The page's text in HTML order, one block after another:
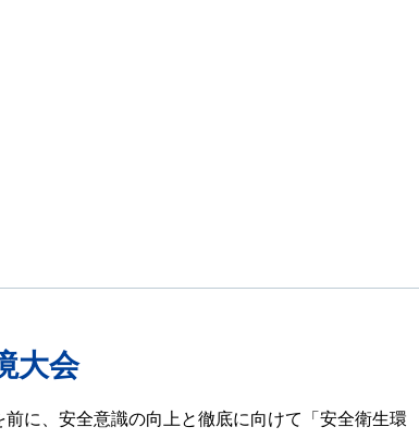
大会
に、安全意識の向上と徹底に向けて「安全衛生環